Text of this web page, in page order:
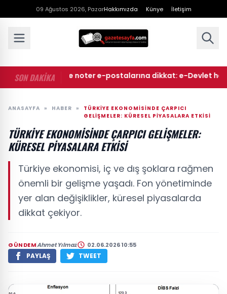
09 Ağustos 2026, PazarHakkımızda Künye İletişim
SON DAKİKA
• Mahkeme ve noter e-postalarına dikkat: e-Devlet
ANASAYFA » HABER »
TÜRKIYE EKONOMISINDE ÇARPICI
GELIŞMELER: KÜRESEL PIYASALARA ETKISI
TÜRKIYE EKONOMISINDE ÇARPICI GELIŞMELER:
KÜRESEL PIYASALARA ETKISI
Türkiye ekonomisi, iç ve dış şoklara rağmen
önemli bir gelişme yaşadı. Fon yönetiminde
yer alan değişiklikler, küresel piyasalarda
dikkat çekiyor.
GÜNDEMAhmet Yılmaz 02.06.2026 10:55
PAYLAŞ TWEET